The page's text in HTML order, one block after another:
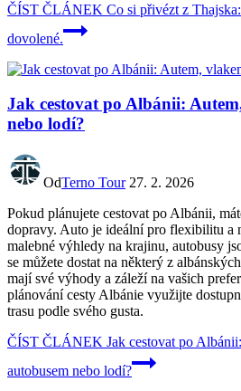
ČÍST ČLÁNEK Co si přivézt z
dovolené.
Jak cestovat po Albánii:
nebo lodí?
OdTerno Tour 27. 2. 2026
Pokud plánujete cestovat po Albánii,
dopravy. Auto je ideální pro flexibilitu a
malebné výhledy na krajinu, autobusy
se můžete dostat na některý z
mají své výhody a záleží na vašich
plánování cesty Albánie využijte
trasu podle svého gusta.
ČÍST ČLÁNEK Jak cestovat po
autobusem nebo lodí?